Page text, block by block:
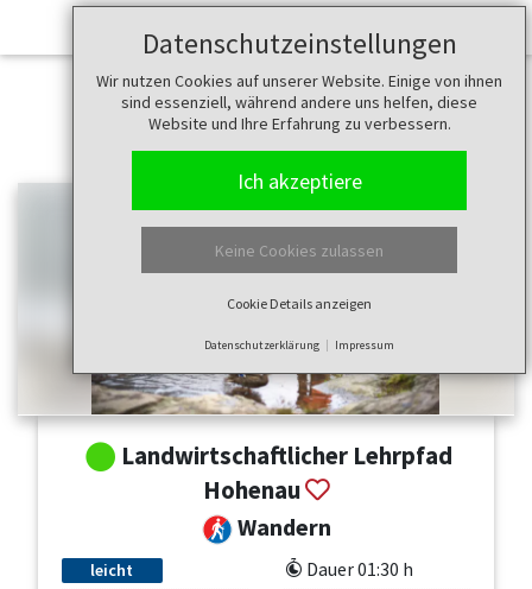
Datenschutzeinstellungen
Wir nutzen Cookies auf unserer Website. Einige von ihnen
sind essenziell, während andere uns helfen, diese
Website und Ihre Erfahrung zu verbessern.
Ich akzeptiere
Keine Cookies zulassen
Cookie Details anzeigen
Datenschutzerklärung Impressum
Landwirtschaftlicher Lehrpfad
Hohenau
Wandern
leicht
Dauer 01:30 h